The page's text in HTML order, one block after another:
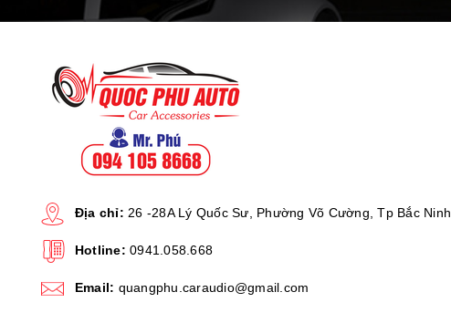
Địa chỉ: 26 -28A Lý Quốc Sư, Phường Võ Cường, Tp Bắc Ninh
Hotline: 0941.058.668
Email: quangphu.caraudio@gmail.com